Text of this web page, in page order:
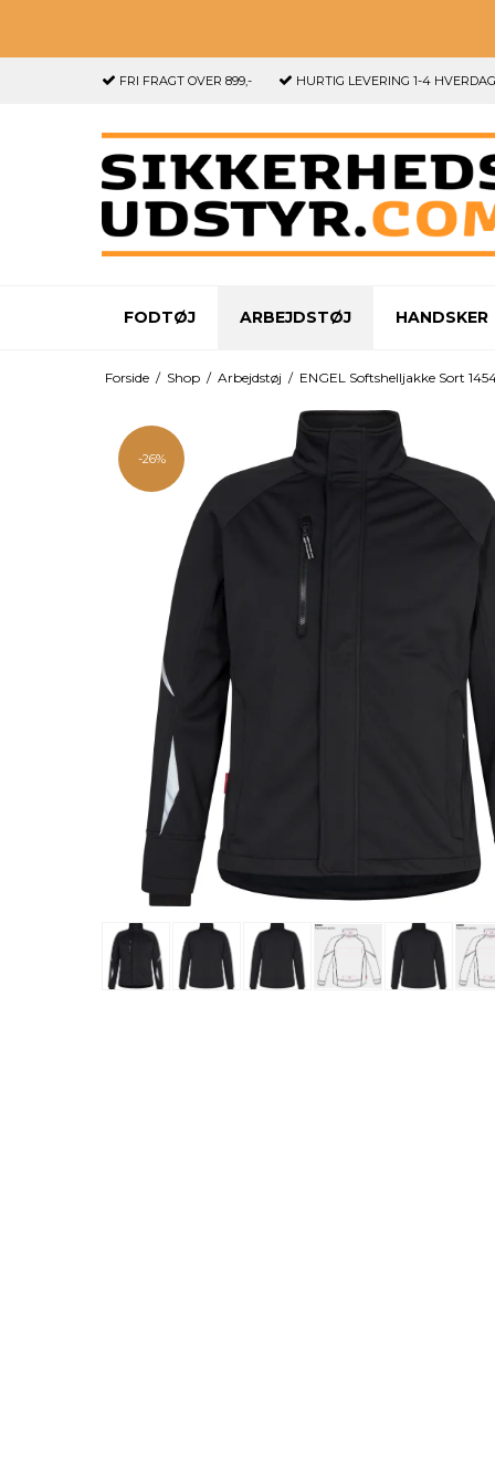
FRI FRAGT OVER 899,- HURTIG LEVERING 1-4
FODTØJ ARBEJDSTØJ HANDSKER
Forside / Shop / Arbejdstøj / ENGEL Softshelljakke Sort
-26%